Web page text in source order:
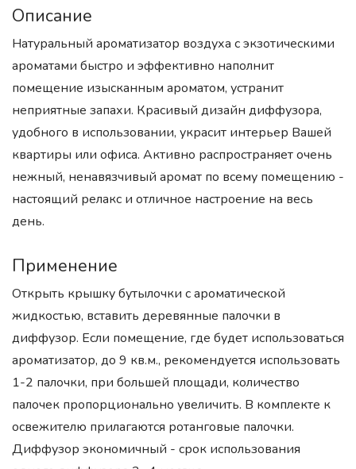
Описание
Натуральный ароматизатор воздуха с экзотическими
ароматами быстро и эффективно наполнит
помещение изысканным ароматом, устранит
неприятные запахи. Красивый дизайн диффузора,
удобного в использовании, украсит интерьер Вашей
квартиры или офиса. Активно распространяет очень
нежный, ненавязчивый аромат по всему помещению -
настоящий релакс и отличное настроение на весь
день.
Применение
Открыть крышку бутылочки с ароматической
жидкостью, вставить деревянные палочки в
диффузор. Если помещение, где будет использоваться
ароматизатор, до 9 кв.м., рекомендуется использовать
1-2 палочки, при большей площади, количество
палочек пропорционально увеличить. В комплекте к
освежителю прилагаются ротанговые палочки.
Диффузор экономичный - срок использования